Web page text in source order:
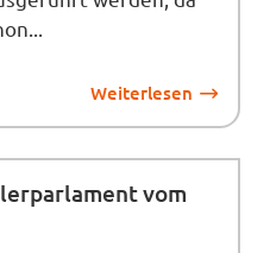
Weiterlesen
vom